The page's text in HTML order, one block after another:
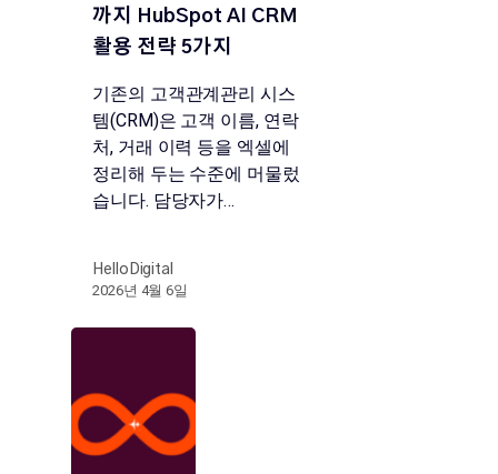
까지 HubSpot AI CRM
활용 전략 5가지
기존의 고객관계관리 시스
템(CRM)은 고객 이름, 연락
처, 거래 이력 등을 엑셀에
정리해 두는 수준에 머물렀
습니다. 담당자가…
HelloDigital
2026년 4월 6일